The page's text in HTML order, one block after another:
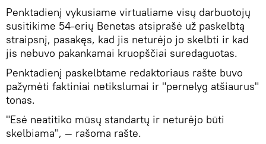
Penktadienį vykusiame virtualiame visų darbuotojų
susitikime 54-erių Benetas atsiprašė už paskelbtą
straipsnį, pasakęs, kad jis neturėjo jo skelbti ir kad
jis nebuvo pakankamai kruopščiai suredaguotas.
Penktadienį paskelbtame redaktoriaus rašte buvo
pažymėti faktiniai netikslumai ir "pernelyg atšiaurus"
tonas.
"Esė neatitiko mūsų standartų ir neturėjo būti
skelbiama", — rašoma rašte.